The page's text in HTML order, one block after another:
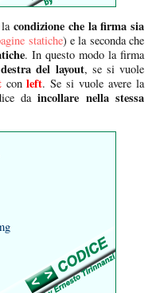
condizione che la firma sia
statiche) e la seconda che
. In questo modo la firma
del layout, se si vuole
con left. Se si vuole avere la
daincollare nella stessa